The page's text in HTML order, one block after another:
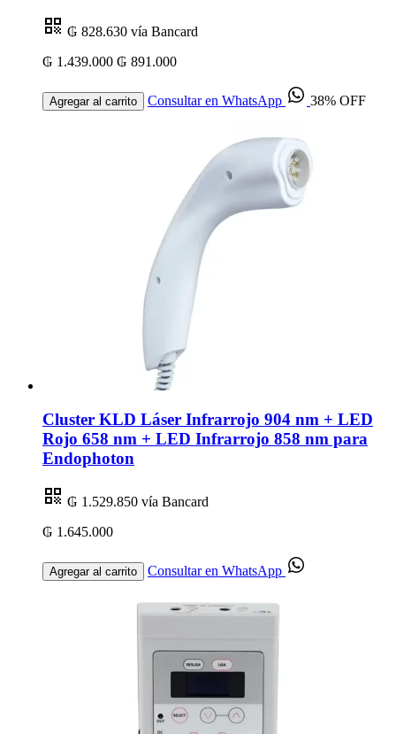
₲ 828.630 vía Bancard
₲ 1.439.000 ₲ 891.000
Agregar al carrito Consultar en WhatsApp 38% OFF
Cluster KLD Láser Infrarrojo 904 nm + LED
Rojo 658 nm + LED Infrarrojo 858 nm para
Endophoton
₲ 1.529.850 vía Bancard
₲ 1.645.000
Agregar al carrito Consultar en WhatsApp